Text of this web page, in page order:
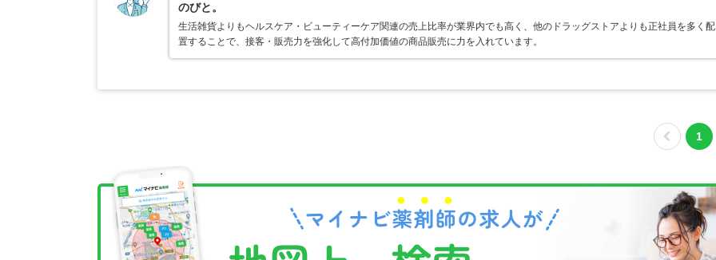
のびと。
生活雑貨よりもヘルスケア・ビューティーケア関連の売上比率が業界内でも高く、他のドラッグストアよりも正社員を多く配
置することで、接客・販売力を強化して高付加価値の商品販売に力を入れています。
1